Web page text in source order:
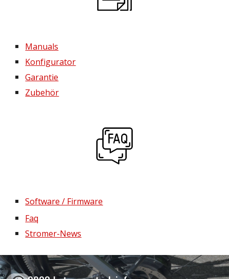
Manuals
Konfigurator
Garantie
Zubehör
Software / Firmware
Faq
Stromer-News